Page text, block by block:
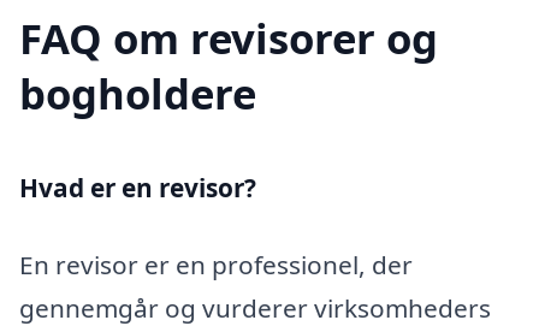
FAQ om revisorer og
bogholdere
Hvad er en revisor?
En revisor er en professionel, der
gennemgår og vurderer virksomheders